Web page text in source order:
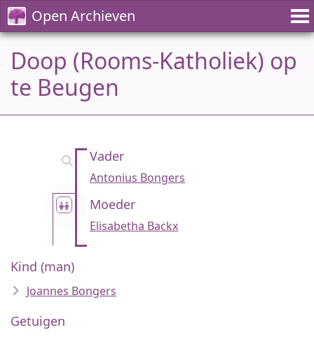
Open Archieven
Doop (Rooms-Katholiek) op
te Beugen
Vader
Antonius Bongers
Moeder
Elisabetha Backx
Kind (man)
Joannes Bongers
Getuigen